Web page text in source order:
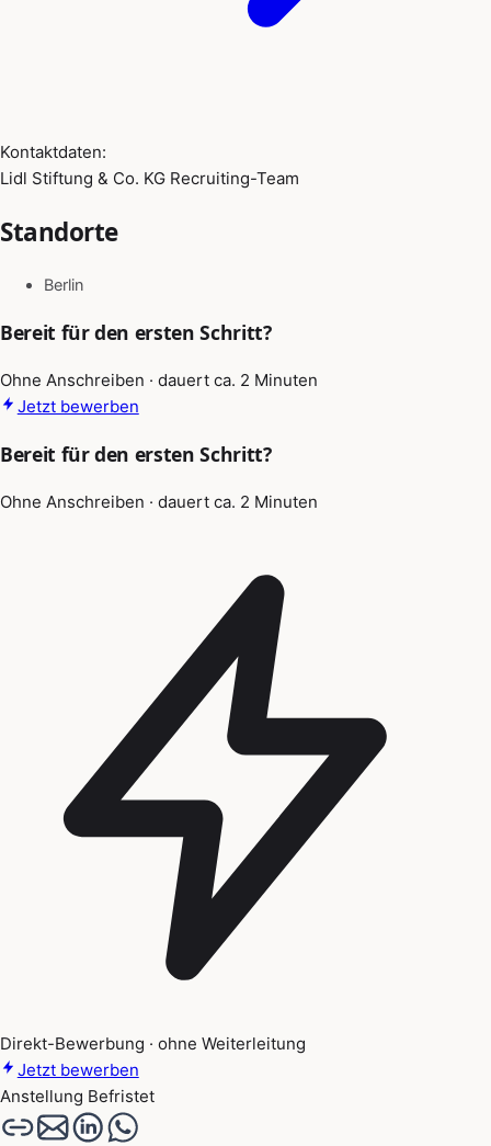
Kontaktdaten:
Lidl Stiftung & Co. KG Recruiting-Team
Standorte
Berlin
Bereit für den ersten Schritt?
Ohne Anschreiben · dauert ca. 2 Minuten
Jetzt bewerben
Bereit für den ersten Schritt?
Ohne Anschreiben · dauert ca. 2 Minuten
Direkt-Bewerbung · ohne Weiterleitung
Jetzt bewerben
Anstellung Befristet